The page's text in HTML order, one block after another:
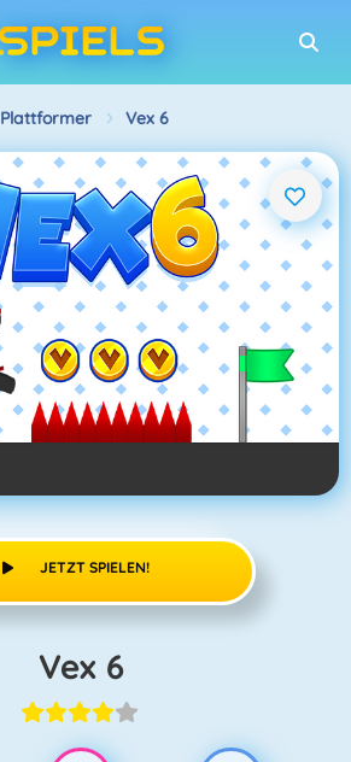
Plattformer Vex 6
JETZT SPIELEN!
Vex 6